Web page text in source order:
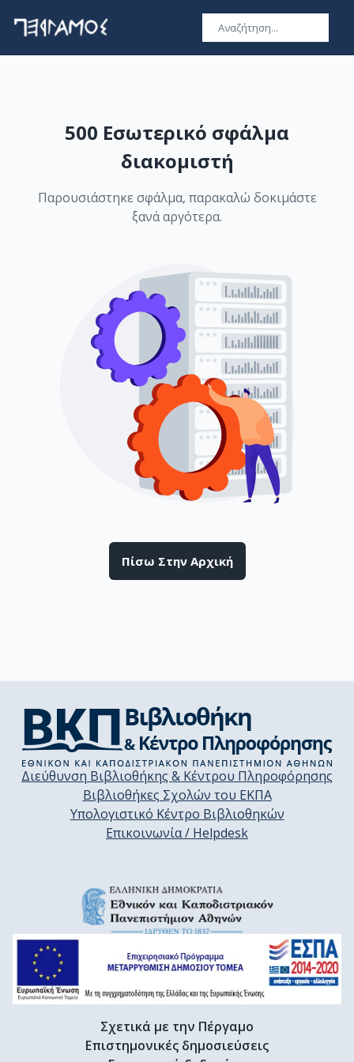
500 Εσωτερικό σφάλμα
διακομιστή
Παρουσιάστηκε σφάλμα, παρακαλώ δοκιμάστε
ξανά αργότερα.
Πίσω Στην Αρχική
Διεύθυνση Βιβλιοθήκης & Κέντρου Πληροφόρησης
Βιβλιοθήκες Σχολών του ΕΚΠΑ
Υπολογιστικό Κέντρο Βιβλιοθηκών
Επικοινωνία / Helpdesk
Σχετικά με την Πέργαμο
Επιστημονικές δημοσιεύσεις